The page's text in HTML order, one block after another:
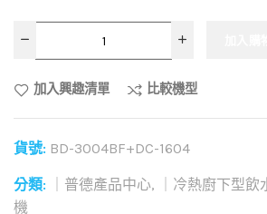
加入興趣清單 比較機型
貨號: BD-3004BF+DC-1604
分類: ｜普德產品中心, ｜冷熱廚下型飲
機